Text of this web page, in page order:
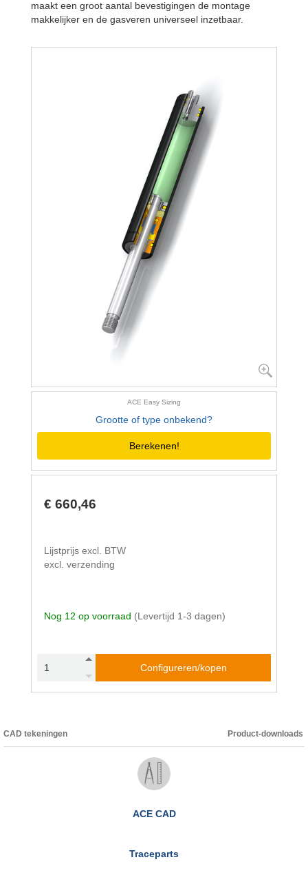
maakt een groot aantal bevestigingen de montage
makkelijker en de gasveren universeel inzetbaar.
ACE Easy Sizing
Grootte of type onbekend?
Berekenen!
€ 660,46
Lijstprijs excl. BTW
excl. verzending
Nog 12 op voorraad (Levertijd 1-3 dagen)
Configureren/kopen
CAD tekeningen Product-downloads
ACE CAD
Traceparts